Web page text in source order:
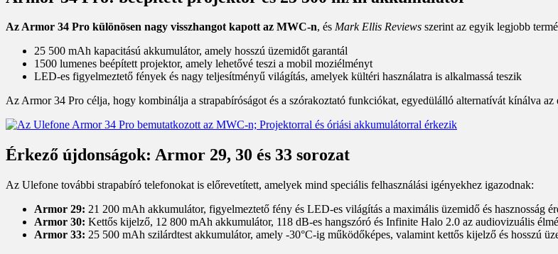
Az Armor 34 Pro különösen nagy visszhangot kapott az MWC-n, és Mark Ellis Reviews szerint az egyik legjobb
25 500 mAh kapacitású akkumulátor, amely hosszú üzemidőt garantál
1500 lumenes beépített projektor, amely lehetővé teszi a mobil moziélményt
LED-es figyelmeztető fények és nagy teljesítményű világítás, amelyek kültéri használatra is alkalmassá teszik
Az Armor 34 Pro célja, hogy kombinálja a strapabíróságot és a szórakoztató funkciókat, egyedülálló alternatívát kínálva
Érkező újdonságok: Armor 29, 30 és 33 sorozat
Az Ulefone további strapabíró telefonokat is előrevetített, amelyek mind speciális felhasználási igényekhez igazodnak:
Armor 29: 21 200 mAh akkumulátor, figyelmeztető fény és LED-es világítás a maximális üzemidő és hasznosság
Armor 30: Kettős kijelző, 12 800 mAh akkumulátor, 118 dB-es hangszóró és Infinite Halo 2.0 az audiovizuális
Armor 33: 25 500 mAh szilárdtest akkumulátor, amely -30°C-ig működőképes, valamint kettős kijelző és hosszú